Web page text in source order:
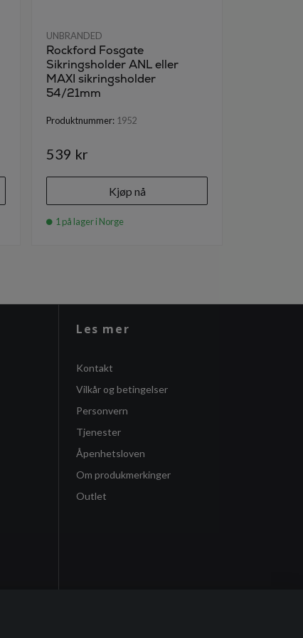
UNBRANDED
Rockford Fosgate
Sikringsholder ANL eller
MAXI sikringsholder
54/21mm
Produktnummer: 1952
539 kr
Kjøp nå
1 på lager i Norge
Les mer
Kontakt
Vilkår og betingelser
Personvern
Tjenester
Åpenhetsloven
Om produkmerkinger
Outlet